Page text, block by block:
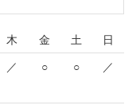
木 金 土 日
／ ○ ○ ／